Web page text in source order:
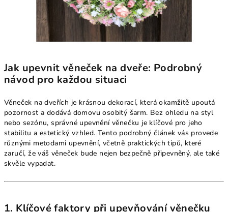
Jak upevnit věneček na dveře: Podrobný
návod pro každou situaci
Věneček na dveřích je krásnou dekorací, která okamžitě upoutá
pozornost a dodává domovu osobitý šarm. Bez ohledu na styl
nebo sezónu, správné upevnění věnečku je klíčové pro jeho
stabilitu a estetický vzhled. Tento podrobný článek vás provede
různými metodami upevnění, včetně praktických tipů, které
zaručí, že váš věneček bude nejen bezpečně připevněný, ale také
skvěle vypadat.
1. Klíčové faktory při upevňování věnečku